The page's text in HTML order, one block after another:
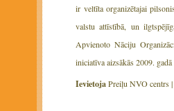
ir veltīta organizētajai
valstu attīstībā, un
Apvienoto Nāciju
iniciatīva aizsākās 2009.
IevietojaPreiļu NVO centrs |